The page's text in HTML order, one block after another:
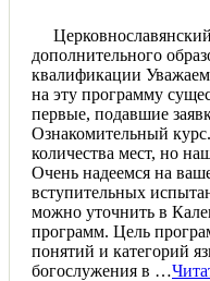
дополнительного
квалификации
на эту программу
первые, подавшие
Ознакомительный
количества мест, но
Очень надеемся на
вступительных
можно уточнить в
программ. Цель
понятий и категорий
богослужения в …